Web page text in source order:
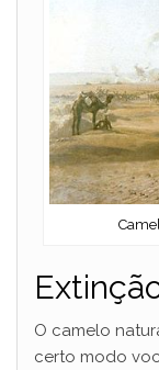
O camelo
certo modo